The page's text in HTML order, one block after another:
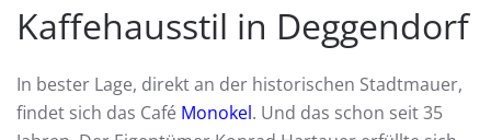
Kaffehausstil in Deggendorf
In bester Lage, direkt an der historischen Stadtmauer,
findet sich das Café Monokel. Und das schon seit 35